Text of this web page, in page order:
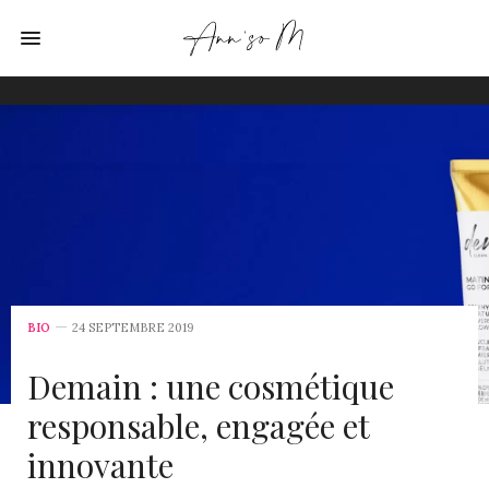
BIO 24 SEPTEMBRE 2019
Demain : une cosmétique
responsable, engagée et
innovante